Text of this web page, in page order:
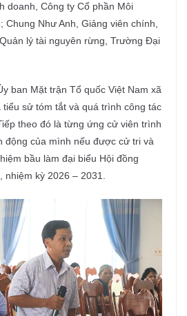
doanh, Công ty Cổ phần Môi
Như Anh, Giảng viên chính,
lý tài nguyên rừng, Trường Đại
ban Mặt trận Tổ quốc Việt Nam xã
sử tóm tắt và quá trình công tác
theo đó là từng ứng cử viên trình
động của mình nếu được cử tri và
bầu làm đại biểu Hội đồng
kỳ 2026 – 2031.